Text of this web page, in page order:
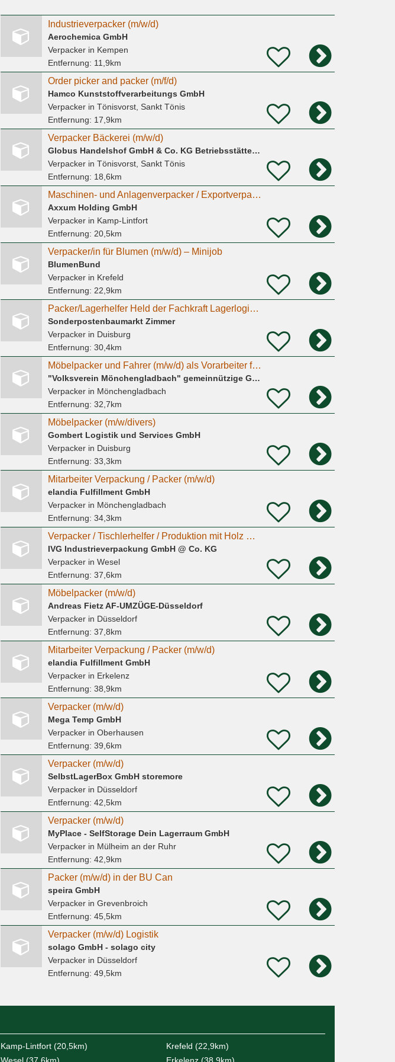
Industrieverpacker (m/w/d)
Aerochemica GmbH
Verpackerin Kempen
Entfernung: 11,9km
Order picker and packer (m/f/d)
Hamco Kunststoffverarbeitungs GmbH
Verpackerin Tönisvorst, Sankt Tönis
Entfernung: 17,9km
Verpacker Bäckerei (m/w/d)
Globus Handelshof GmbH & Co. KG Betriebsstätte Tönisvorst
Verpackerin Tönisvorst, Sankt Tönis
Entfernung: 18,6km
Maschinen- und Anlagenverpacker / Exportverpacker (m/w/d)
Axxum Holding GmbH
Verpackerin Kamp-Lintfort
Entfernung: 20,5km
Verpacker/in für Blumen (m/w/d) – Minijob
BlumenBund
Verpackerin Krefeld
Entfernung: 22,9km
Packer/Lagerhelfer Held der Fachkraft Lagerlogistik (m/w/d)
Sonderpostenbaumarkt Zimmer
Verpackerin Duisburg
Entfernung: 30,4km
Möbelpacker und Fahrer (m/w/d) als Vorarbeiter für die Secondhand Möbelhalle
"Volksverein Mönchengladbach" gemeinnützige Gesellschaft gegen Arbeitslosigkeit mbH
Verpackerin Mönchengladbach
Entfernung: 32,7km
Möbelpacker (m/w/divers)
Gombert Logistik und Services GmbH
Verpackerin Duisburg
Entfernung: 33,3km
Mitarbeiter Verpackung / Packer (m/w/d)
elandia Fulfillment GmbH
Verpackerin Mönchengladbach
Entfernung: 34,3km
Verpacker / Tischlerhelfer / Produktion mit Holz m/w/d
IVG Industrieverpackung GmbH @ Co. KG
Verpackerin Wesel
Entfernung: 37,6km
Möbelpacker (m/w/d)
Andreas Fietz AF-UMZÜGE-Düsseldorf
Verpackerin Düsseldorf
Entfernung: 37,8km
Mitarbeiter Verpackung / Packer (m/w/d)
elandia Fulfillment GmbH
Verpackerin Erkelenz
Entfernung: 38,9km
Verpacker (m/w/d)
Mega Temp GmbH
Verpackerin Oberhausen
Entfernung: 39,6km
Verpacker (m/w/d)
SelbstLagerBox GmbH storemore
Verpackerin Düsseldorf
Entfernung: 42,5km
Verpacker (m/w/d)
MyPlace - SelfStorage Dein Lagerraum GmbH
Verpackerin Mülheim an der Ruhr
Entfernung: 42,9km
Packer (m/w/d) in der BU Can
speira GmbH
Verpackerin Grevenbroich
Entfernung: 45,5km
Verpacker (m/w/d) Logistik
solago GmbH - solago city
Verpackerin Düsseldorf
Entfernung: 49,5km
Kamp-Lintfort (20,5km)
Krefeld (22,9km)